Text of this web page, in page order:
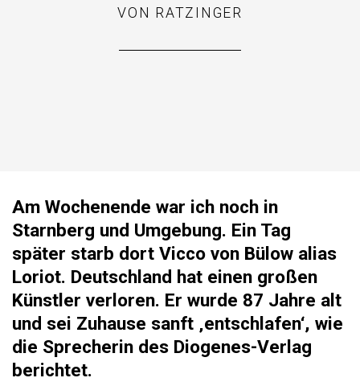
VON RATZINGER
Am Wochenende war ich noch in
Starnberg und Umgebung. Ein Tag
später starb dort Vicco von Bülow alias
Loriot. Deutschland hat einen großen
Künstler verloren. Er wurde 87 Jahre alt
und sei Zuhause sanft ‚entschlafen‘, wie
die Sprecherin des Diogenes-Verlag
berichtet.